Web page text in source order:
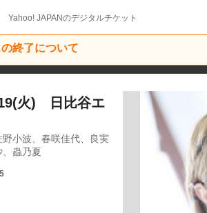
Yahoo! JAPANのデジタルチケット
終了について
火) 日比谷エ
小波、春咲佳代、良実
、蟲乃夏